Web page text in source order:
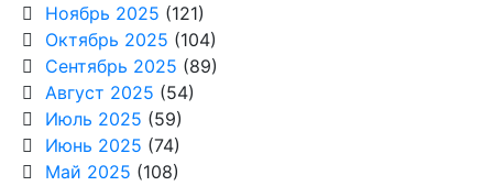
Ноябрь 2025 (121)
Октябрь 2025 (104)
Сентябрь 2025 (89)
Август 2025 (54)
Июль 2025 (59)
Июнь 2025 (74)
Май 2025 (108)